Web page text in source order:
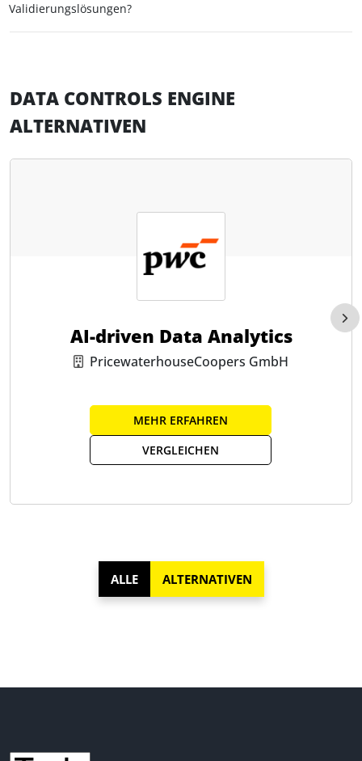
Validierungslösungen?
DATA CONTROLS ENGINE
ALTERNATIVEN
AI-driven Data Analytics
PricewaterhouseCoopers GmbH
MEHR ERFAHREN
VERGLEICHEN
ALLE ALTERNATIVEN